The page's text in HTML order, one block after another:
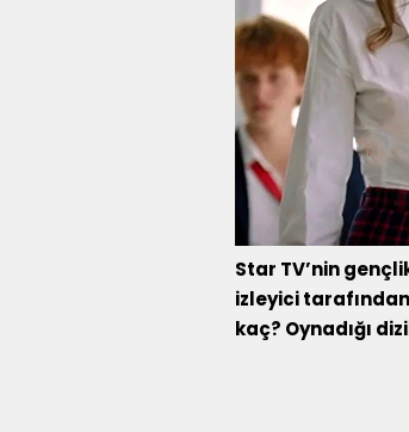
Star TV’nin
izleyici
kaç? Oynadığı